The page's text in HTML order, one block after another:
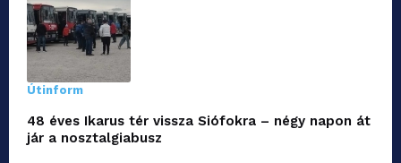
Útinform
48 éves Ikarus tér vissza Siófokra – négy napon át
jár a nosztalgiabusz